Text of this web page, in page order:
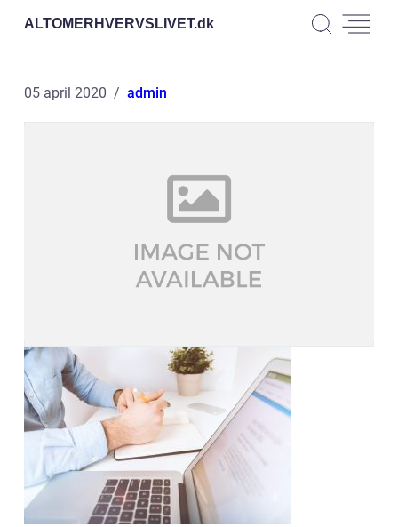
ALTOMERHVERVSLIVET.dk
05 april 2020 admin